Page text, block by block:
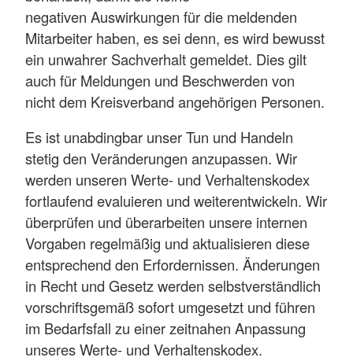
negativen Auswirkungen für die meldenden
Mitarbeiter haben, es sei denn, es wird bewusst
ein unwahrer Sachverhalt gemeldet. Dies gilt
auch für Meldungen und Beschwerden von
nicht dem Kreisverband angehörigen Personen.
Es ist unabdingbar unser Tun und Handeln
stetig den Veränderungen anzupassen. Wir
werden unseren Werte- und Verhaltenskodex
fortlaufend evaluieren und weiterentwickeln. Wir
überprüfen und überarbeiten unsere internen
Vorgaben regelmäßig und aktualisieren diese
entsprechend den Erfordernissen. Änderungen
in Recht und Gesetz werden selbstverständlich
vorschriftsgemäß sofort umgesetzt und führen
im Bedarfsfall zu einer zeitnahen Anpassung
unseres Werte- und Verhaltenskodex.